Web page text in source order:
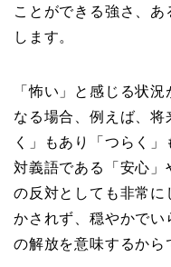
ことができる強さ、
します。
「怖い」と感じる状
なる場合、例えば、
く」もあり「つらく
対義語である「安心
の反対としても非常に
かされず、穏やかでい
の解放を意味するから